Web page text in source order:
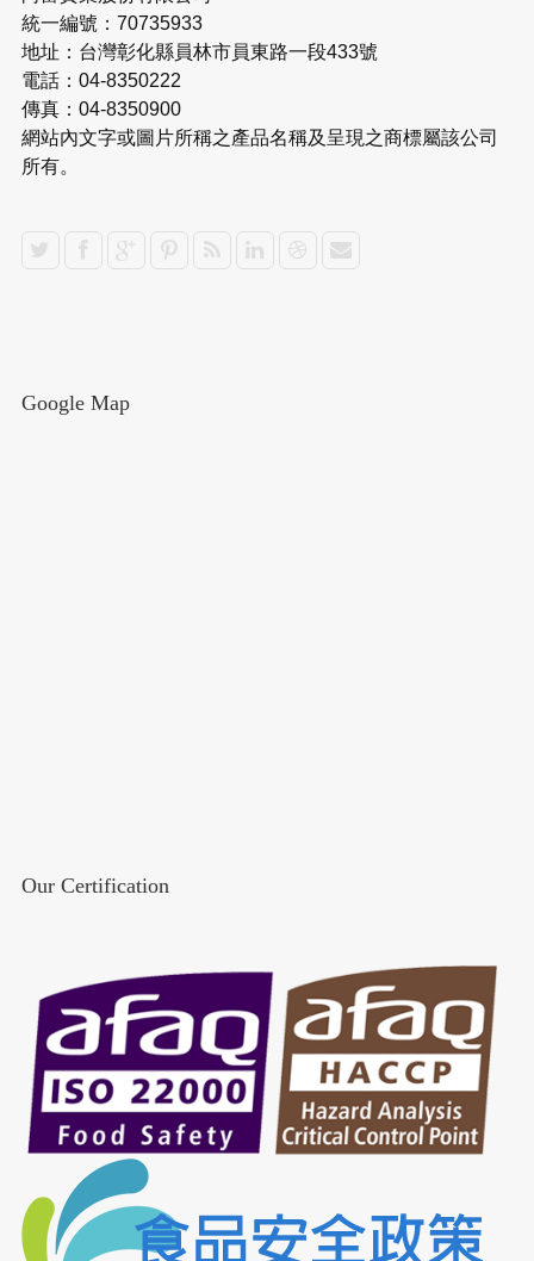
統一編號：70735933
地址：台灣彰化縣員林市員東路一段433號
電話：04-8350222
傳真：04-8350900
網站內文字或圖片所稱之產品名稱及呈現之商標屬該公司
所有。
Google Map
Our Certification